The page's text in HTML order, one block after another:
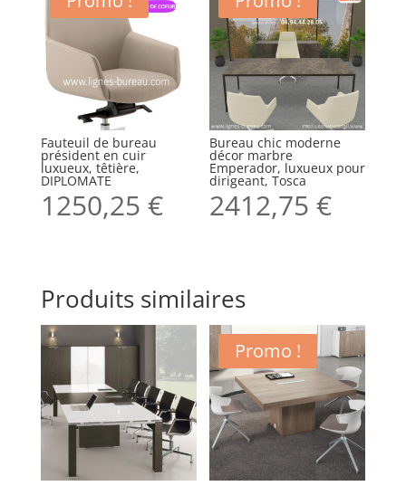
Fauteuil de bureau
président en cuir
luxueux, têtière,
DIPLOMATE
1250,25 €
Bureau chic moderne
décor marbre
Emperador, luxueux pour
dirigeant, Tosca
2412,75€
Produits similaires
Promo !